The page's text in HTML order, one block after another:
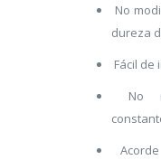
No
dureza
Fácil de
No